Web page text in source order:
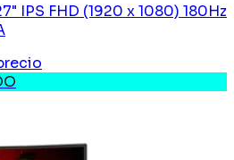
IPS FHD (1920 x 1080) 180Hz